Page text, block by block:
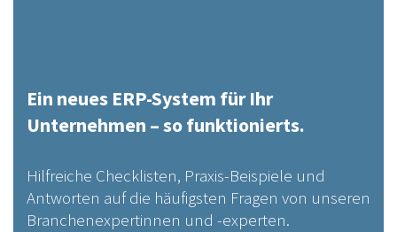
Ein neues ERP-System für Ihr
Unternehmen – so funktionierts.
Hilfreiche Checklisten, Praxis-Beispiele und
Antworten auf die häufigsten Fragen von unseren
Branchenexpertinnen und -experten.